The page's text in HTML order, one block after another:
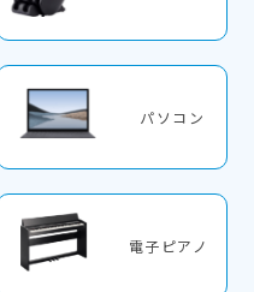
パソコン
電子ピアノ